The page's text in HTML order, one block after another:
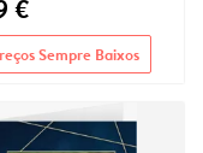
€
Sempre Baixos